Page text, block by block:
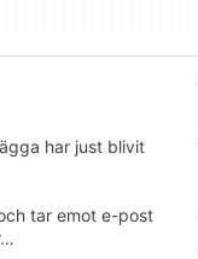
har just blivit
tar emot e-post